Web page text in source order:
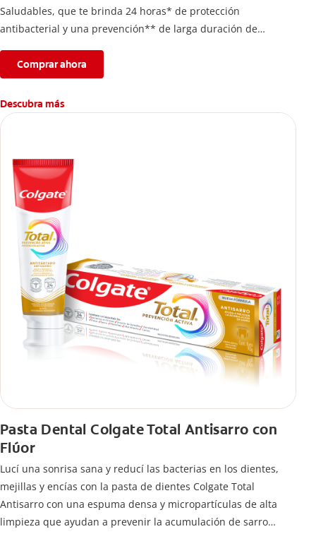
Saludables, que te brinda 24 horas* de protección
antibacterial y una prevención** de larga duración de
Comprar ahora
Descubra más
Pasta Dental Colgate Total Antisarro con
Flúor
Lucí una sonrisa sana y reducí las bacterias en los dientes,
mejillas y encías con la pasta de dientes Colgate Total
Antisarro con una espuma densa y micropartículas de alta
limpieza que ayudan a prevenir la acumulación de sarro